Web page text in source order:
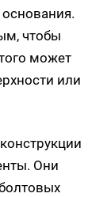
чтобы
может
или
Они